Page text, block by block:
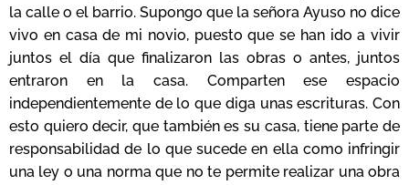
la calle o el barrio. Supongo que la señora Ayuso no dice
vivo en casa de mi novio, puesto que se han ido a vivir
juntos el día que finalizaron las obras o antes, juntos
entraron en la casa. Comparten ese espacio
independientemente de lo que diga unas escrituras. Con
esto quiero decir, que también es su casa, tiene parte de
responsabilidad de lo que sucede en ella como infringir
una ley o una norma que no te permite realizar una obra